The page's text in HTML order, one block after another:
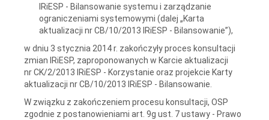
IRiESP - Bilansowanie systemu i zarządzanie
ograniczeniami systemowymi (dalej „Karta
aktualizacji nr CB/10/2013 IRiESP - Bilansowanie”),
w dniu 3 stycznia 2014 r. zakończyły proces konsultacji
zmian IRiESP, zaproponowanych w Karcie aktualizacji
nr CK/2/2013 IRiESP - Korzystanie oraz projekcie Karty
aktualizacji nr CB/10/2013 IRiESP - Bilansowanie.
W związku z zakończeniem procesu konsultacji, OSP
zgodnie z postanowieniami art. 9g ust. 7 ustawy - Prawo